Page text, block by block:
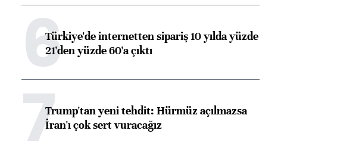
6Türkiye'de internetten sipariş 10 yılda yüzde
21'den yüzde 60'a çıktı
7Trump'tan yeni tehdit: Hürmüz açılmazsa
İran'ı çok sert vuracağız